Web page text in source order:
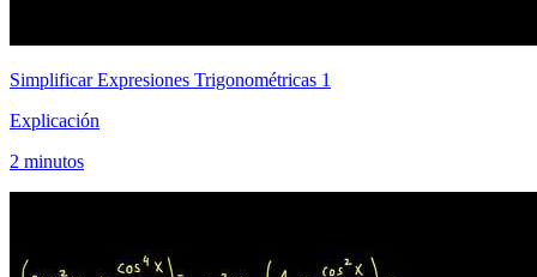
Simplificar Expresiones Trigonométricas 1
Explicación
2 minutos